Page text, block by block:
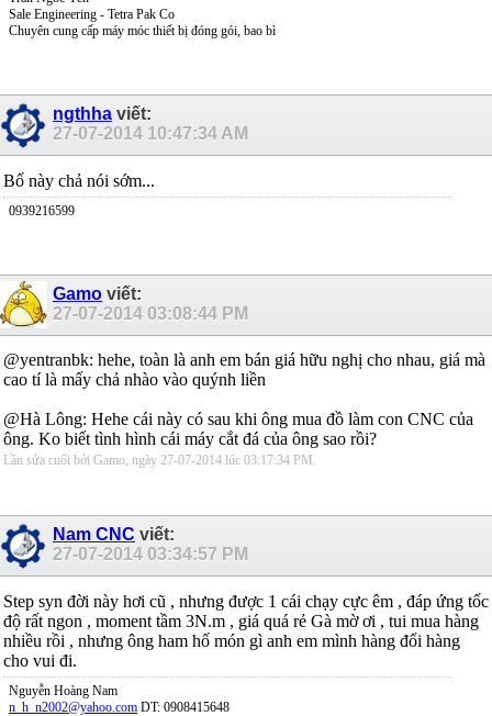
Sale Engineering - Tetra Pak Co
Chuyên cung cấp máy móc thiết bị đóng gói, bao bì
ngthha viết:
27-07-2014 10:47:34 AM
Bố này chả nói sớm...
0939216599
Gamo viết:
27-07-2014 03:08:44 PM
@yentranbk: hehe, toàn là anh em bán giá hữu nghị cho nhau, giá mà
cao tí là mấy chả nhào vào quýnh liền
@Hà Lông: Hehe cái này có sau khi ông mua đồ làm con CNC của
ông. Ko biết tình hình cái máy cắt đá của ông sao rồi?
Lần sửa cuối bởi Gamo, ngày 27-07-2014 lúc 03:17:34 PM .
Nam CNC viết:
27-07-2014 03:34:57 PM
Step syn đời này hơi cũ , nhưng được 1 cái chạy cực êm , đáp ứng tốc
độ rất ngon , moment tầm 3N.m , giá quá rẻ Gà mờ ơi , tui mua hàng
nhiều rồi , nhưng ông ham hố món gì anh em mình hàng đổi hàng
cho vui đi.
Nguyễn Hoàng Nam
n_h_n2002@yahoo.com DT: 0908415648